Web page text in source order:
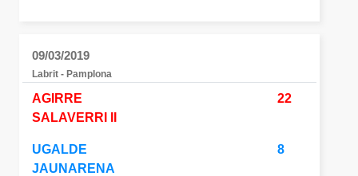
09/03/2019
Labrit - Pamplona
AGIRRE
SALAVERRI II
22
UGALDE
JAUNARENA
8